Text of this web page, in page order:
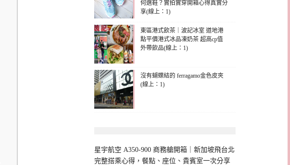
何選鞋？實拍實穿開箱心得真實分
享(線上：1)
東區港式飲茶｜波記冰室 道地港
點平價港式冰品凍奶茶 超高cp值
外帶飲品(線上：1)
沒有蝴蝶結的 ferragamo金色皮夾
(線上：1)
星宇航空 A350-900 商務艙開箱｜新加坡飛台北
完整搭乘心得，餐點、座位、貴賓室一次分享